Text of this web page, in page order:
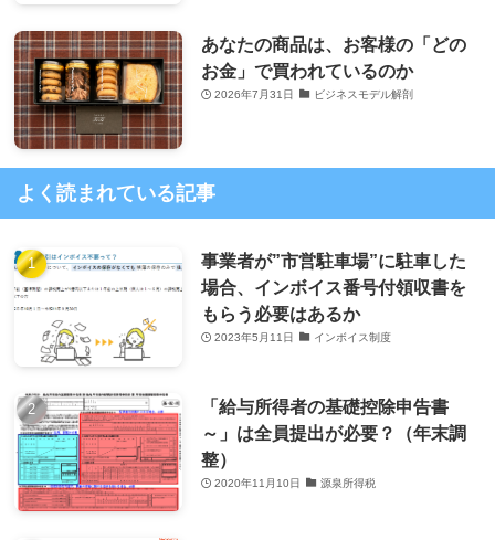
あなたの商品は、お客様の「どの
お金」で買われているのか
2026年7月31日 ビジネスモデル解剖
よく読まれている記事
事業者が”市営駐車場”に駐車した
場合、インボイス番号付領収書を
もらう必要はあるか
2023年5月11日 インボイス制度
「給与所得者の基礎控除申告書
～」は全員提出が必要？（年末調
整）
2020年11月10日 源泉所得税